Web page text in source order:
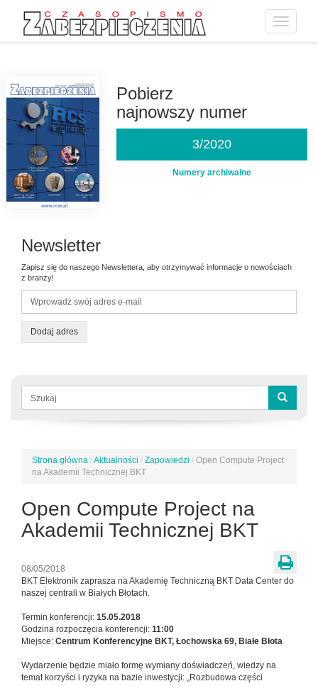
Toggle
Pobierz
najnowszy numer
3/2020
Numery archiwalne
Newsletter
Zapisz się do naszego Newslettera, aby otrzymywać informacje o nowościach
z branży!
Dodaj adres
Formularz
wyszukiwania
Jesteś
tutaj
Strona główna /Aktualności / Zapowiedzi / Open Compute Project
na Akademii Technicznej BKT
Open Compute Project na
Akademii Technicznej BKT
08/05/2018
BKT Elektronik zaprasza na Akademię Techniczną BKT Data Center do
naszej centrali w Białych Błotach.
Termin konferencji: 15.05.2018
Godzina rozpoczęcia konferencji: 11:00
Miejsce: Centrum Konferencyjne BKT, Łochowska 69, Białe Błota
Wydarzenie będzie miało formę wymiany doświadczeń, wiedzy na
temat korzyści i ryzyka na bazie inwestycji: „Rozbudowa części